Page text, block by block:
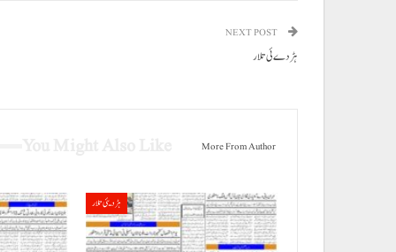
NEXT POST
ہڑدے ئی تلار
More From Author
ہڑدیئی تلار